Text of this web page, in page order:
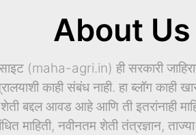
About Us
(maha-agri.in) ही सरकारी
काही संबंध नाही. हा ब्लॉग काही
बद्दल आवड आहे आणि ती इतरांनाही
माहिती, नवीनतम शेती तंत्रज्ञान,